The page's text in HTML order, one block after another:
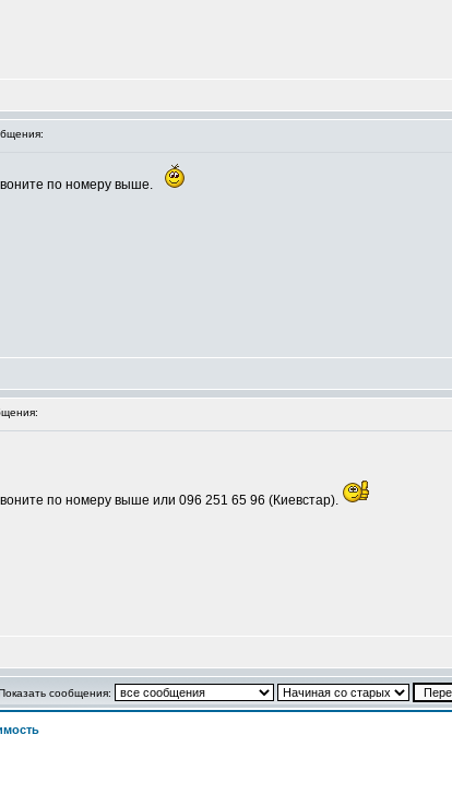
по номеру выше.
по номеру выше или 096 251 65 96 (Киевстар).
сообщения: